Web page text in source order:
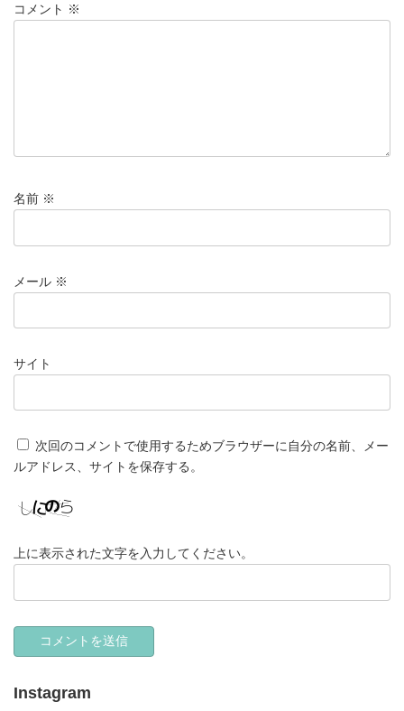
コメント ※
名前 ※
メール ※
サイト
次回のコメントで使用するためブラウザーに自分の名前、メー
ルアドレス、サイトを保存する。
上に表示された文字を入力してください。
Instagram